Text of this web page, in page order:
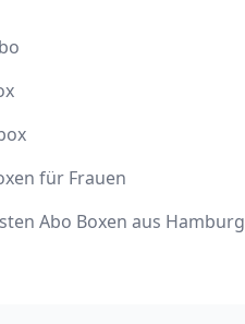
für Frauen
Abo Boxen aus Hamburg